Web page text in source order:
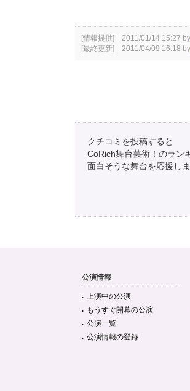
[情報提供] 2011/01/14 15:27 by
[最終更新] 2011/04/09 16:18 by
クチコミを投稿すると
CoRich舞台芸術！のラン
面白そうな舞台を応援し
公演情報
上演中の公演
もうすぐ開幕の公演
公演一覧
公演情報の登録